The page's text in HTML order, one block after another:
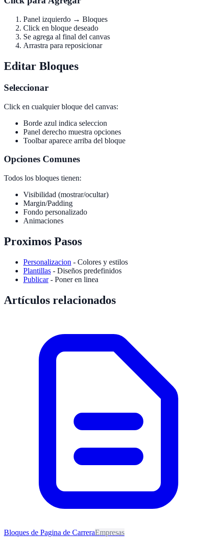
Panel izquierdo → Bloques
Click en bloque deseado
Se agrega al final del canvas
Arrastra para reposicionar
Editar Bloques
Seleccionar
Click en cualquier bloque del canvas:
Borde azul indica seleccion
Panel derecho muestra opciones
Toolbar aparece arriba del bloque
Opciones Comunes
Todos los bloques tienen:
Visibilidad (mostrar/ocultar)
Margin/Padding
Fondo personalizado
Animaciones
Proximos Pasos
Personalizacion - Colores y estilos
Plantillas - Diseños predefinidos
Publicar- Poner en linea
Artículos relacionados
Bloques de Pagina de CarreraEmpresas